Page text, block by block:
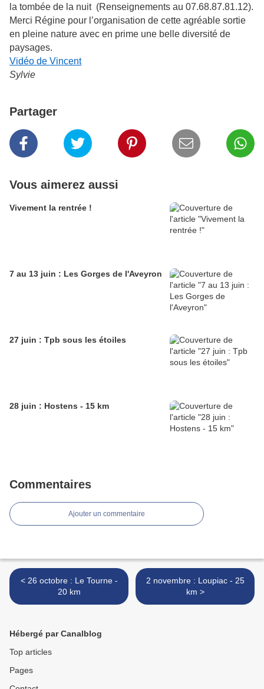
la tombée de la nuit (Renseignements au 07.68.87.81.12).
Merci Régine pour l’organisation de cette agréable sortie
en pleine nature avec en prime une belle diversité de
paysages.
Vidéo de Vincent
Sylvie
Partager
Vous aimerez aussi
Vivement la rentrée !
7 au 13 juin : Les Gorges de l'Aveyron
27 juin : Tpb sous les étoiles
28 juin : Hostens - 15 km
Commentaires
Ajouter un commentaire
< 26 octobre : Le Tourne -
20 km
2 novembre : Loupiac - 25
km >
Hébergé par Canalblog
Top articles
Pages